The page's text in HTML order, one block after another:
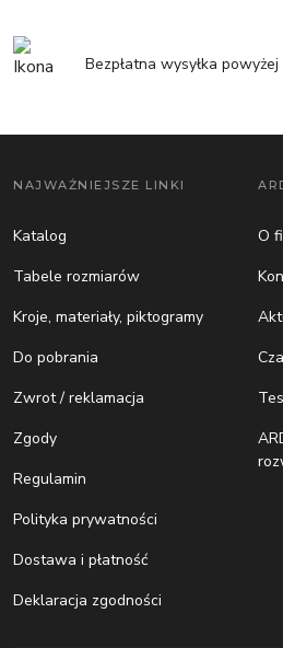
Bezpłatna wysyłka powyżej
NAJWAŻNIEJSZE LINKI
Katalog
Tabele rozmiarów
Kroje, materiały, piktogramy
Do pobrania
Zwrot / reklamacja
Zgody
Regulamin
Polityka prywatności
Dostawa i płatność
Deklaracja zgodności
O